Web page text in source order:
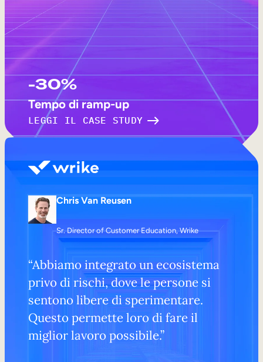
-30%
Tempo di ramp-up
LEGGI IL CASE STUDY
Chris Van Reusen
Sr. Director of Customer Education, Wrike
“Abbiamo integrato un ecosistema
privo di rischi, dove le persone si
sentono libere di sperimentare.
Questo permette loro di fare il
miglior lavoro possibile.”